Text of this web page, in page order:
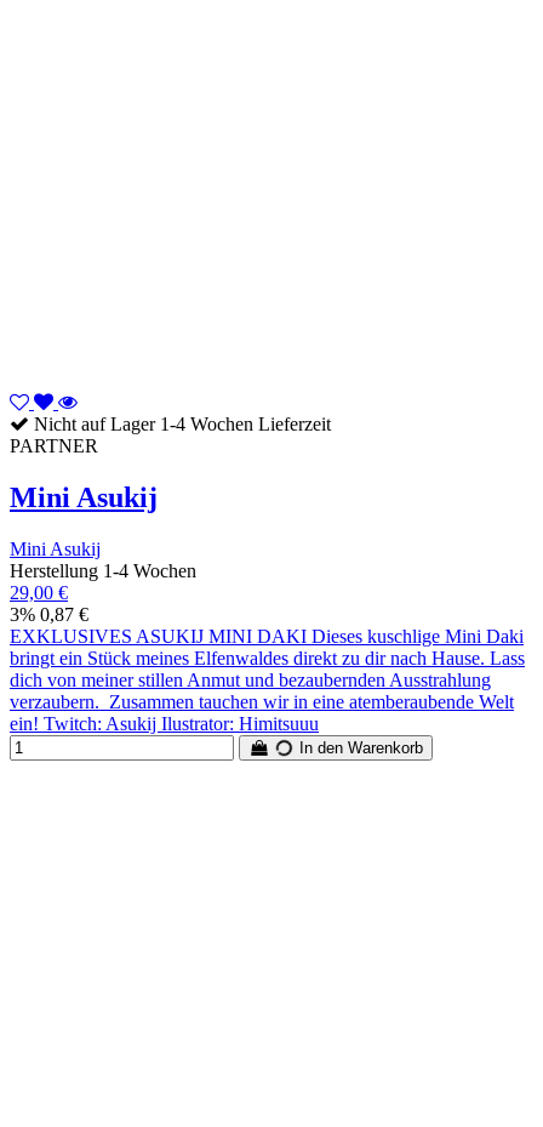
Nicht auf Lager 1-4 Wochen Lieferzeit
PARTNER
Mini Asukij
Mini Asukij
Herstellung 1-4 Wochen
29,00 €
3% 0,87 €
EXKLUSIVES ASUKIJ MINI DAKI Dieses kuschlige Mini Daki
bringt ein Stück meines Elfenwaldes direkt zu dir nach Hause. Lass
dich von meiner stillen Anmut und bezaubernden Ausstrahlung
verzaubern. Zusammen tauchen wir in eine atemberaubende Welt
ein! Twitch: Asukij Ilustrator: Himitsuuu
In den Warenkorb